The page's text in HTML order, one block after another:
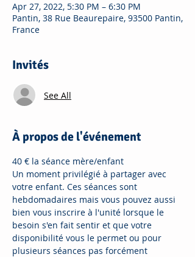
Apr 27, 2022, 5:30 PM – 6:30 PM
Pantin, 38 Rue Beaurepaire, 93500 Pantin,
France
Invités
See All
À propos de l'événement
40 € la séance mère/enfant
Un moment privilégié à partager avec
votre enfant. Ces séances sont
hebdomadaires mais vous pouvez aussi
bien vous inscrire à l'unité lorsque le
besoin s'en fait sentir et que votre
disponibilité vous le permet ou pour
plusieurs séances pas forcément